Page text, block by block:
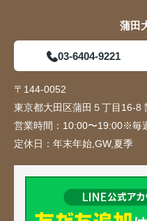
蒲田
03-6404-9221
〒144-0052
東京都大田区蒲田５丁目16-8
営業時間： 10:00〜19:00※毎
定休日： 年末年始,GW,夏季